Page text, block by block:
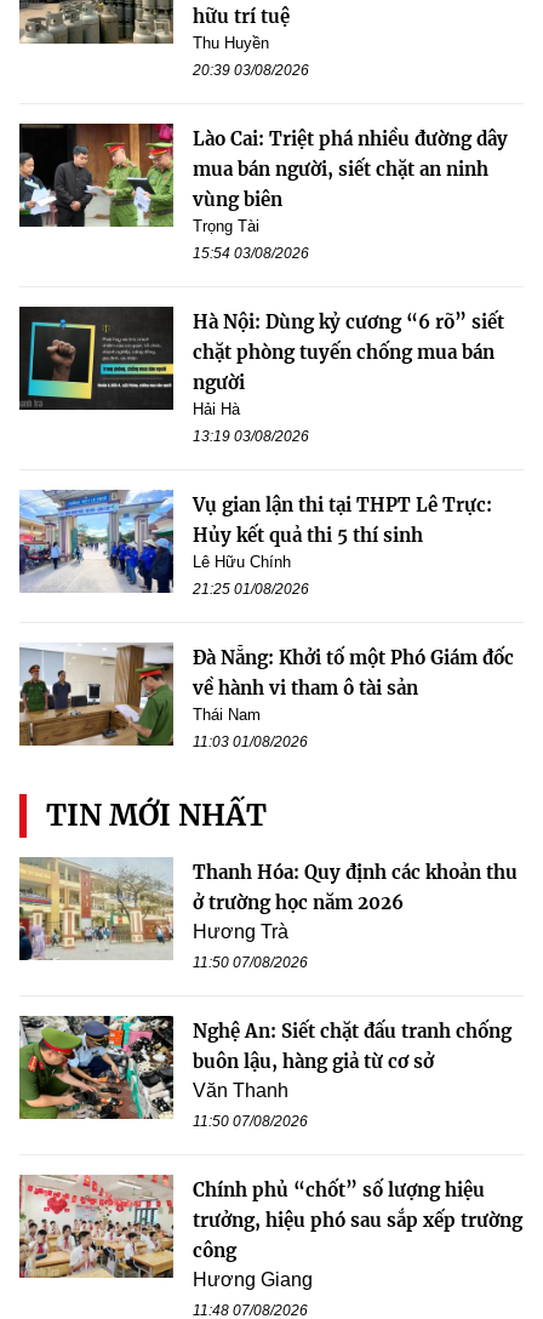
hữu trí tuệ
Thu Huyền
20:39 03/08/2026
Lào Cai: Triệt phá nhiều đường dây
mua bán người, siết chặt an ninh
vùng biên
Trọng Tài
15:54 03/08/2026
Hà Nội: Dùng kỷ cương “6 rõ” siết
chặt phòng tuyến chống mua bán
người
Hải Hà
13:19 03/08/2026
Vụ gian lận thi tại THPT Lê Trực:
Hủy kết quả thi 5 thí sinh
Lê Hữu Chính
21:25 01/08/2026
Đà Nẵng: Khởi tố một Phó Giám đốc
về hành vi tham ô tài sản
Thái Nam
11:03 01/08/2026
TIN MỚI NHẤT
Thanh Hóa: Quy định các khoản thu
ở trường học năm 2026
Hương Trà
11:50 07/08/2026
Nghệ An: Siết chặt đấu tranh chống
buôn lậu, hàng giả từ cơ sở
Văn Thanh
11:50 07/08/2026
Chính phủ “chốt” số lượng hiệu
trưởng, hiệu phó sau sắp xếp trường
công
Hương Giang
11:48 07/08/2026